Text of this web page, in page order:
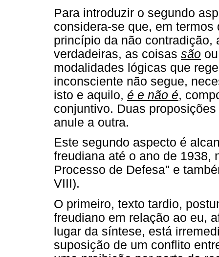
Para introduzir o segundo
considera-se que, em
princípio da não contradição,
verdadeiras, as coisas são
modalidades lógicas que
inconsciente não segue,
isto e aquilo, é e não é,
conjuntivo. Duas
anule a outra.
Este segundo aspecto é
freudiana até o ano de 1938,
Processo de Defesa" e
VIII).
O primeiro, texto tardio,
freudiano em relação ao eu,
lugar da síntese, está
suposição de um conflito